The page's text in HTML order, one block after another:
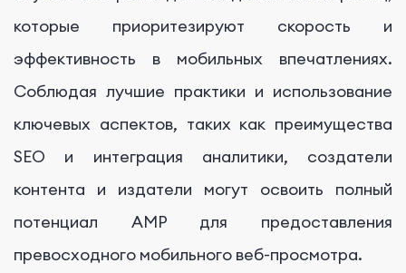
которые приоритезируют скорость и
эффективность в мобильных впечатлениях.
Соблюдая лучшие практики и использование
ключевых аспектов, таких как преимущества
SEO и интеграция аналитики, создатели
контента и издатели могут освоить полный
потенциал AMP для предоставления
превосходного мобильного веб-просмотра.